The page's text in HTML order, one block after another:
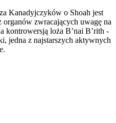
Kanadyjczyków o Shoah jest
zwracających uwagę na
kontrowersją loża B’nai B’rith -
jedna z najstarszych aktywnych